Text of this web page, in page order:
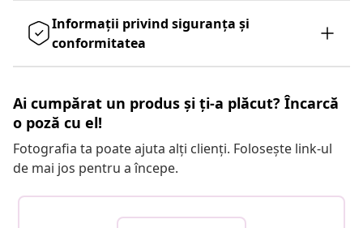
Informații privind siguranța și
conformitatea
Ai cumpărat un produs și ți-a plăcut? Încarcă
o poză cu el!
Fotografia ta poate ajuta alți clienți. Folosește link-ul
de mai jos pentru a începe.